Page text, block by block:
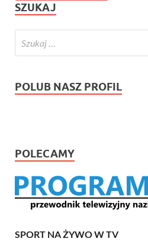
SZUKAJ
POLUB NASZ PROFIL
POLECAMY
SPORT NA ŻYWO W TV